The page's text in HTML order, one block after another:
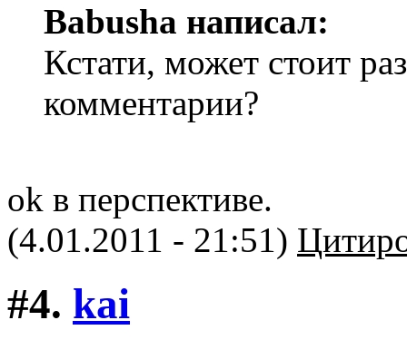
Babusha написал:
Кстати, может стоит
комментарии?
ok в перспективе.
(4.01.2011 - 21:51)
#4. kai